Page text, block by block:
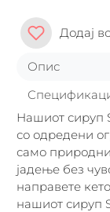
Додај
Опис
Нашиот сируп
со одредени
само природни
јадење без
направете
нашиот сируп